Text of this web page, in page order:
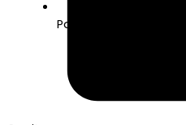
Pago seguro con